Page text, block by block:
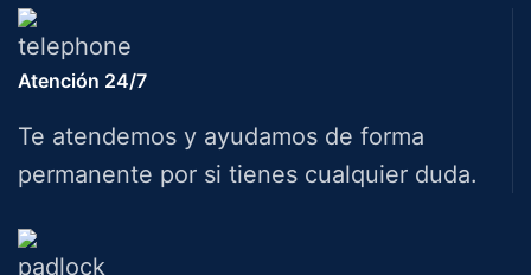
Atención 24/7
Te atendemos y ayudamos de forma
permanente por si tienes cualquier duda.